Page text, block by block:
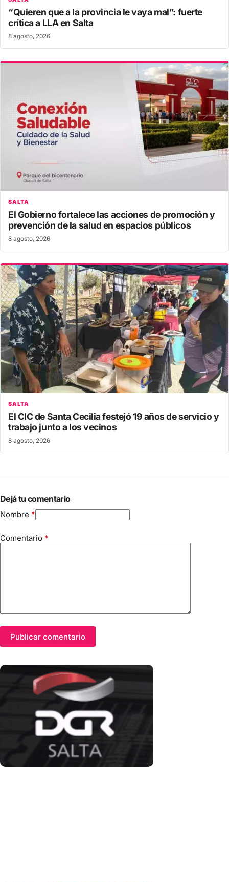
“Quieren que a la provincia le vaya mal”: fuerte
crítica a LLA en Salta
8 agosto, 2026
SALTA
El Gobierno fortalece las acciones de promoción y
prevención de la salud en espacios públicos
8 agosto, 2026
SALTA
El CIC de Santa Cecilia festejó 19 años de servicio y
trabajo junto a los vecinos
8 agosto, 2026
Dejá tu comentario
Nombre *
Comentario *
Publicar comentario